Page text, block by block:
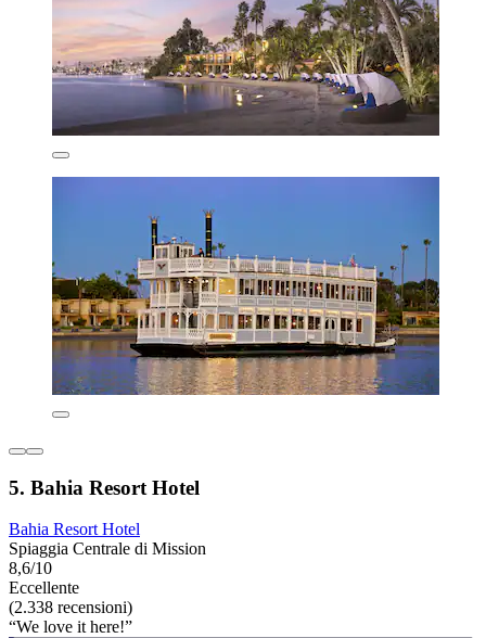
5. Bahia Resort Hotel
Bahia Resort Hotel
Spiaggia Centrale di Mission
8,6/10
Eccellente
(2.338 recensioni)
“We love it here!”